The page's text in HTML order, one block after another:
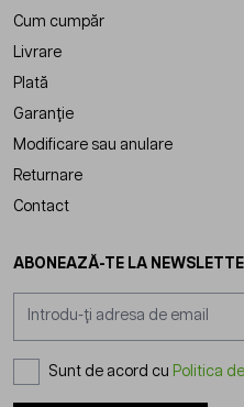
Cum cumpăr
Livrare
Plată
Garanție
Modificare sau anulare
Returnare
Contact
ABONEAZĂ-TE LA
Sunt de acord cu Politica